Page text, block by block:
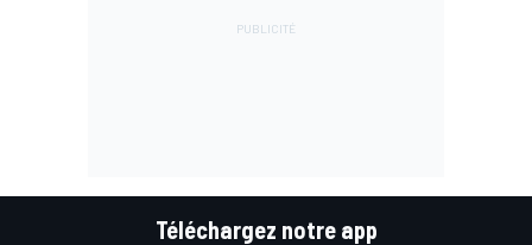
Téléchargez notre app